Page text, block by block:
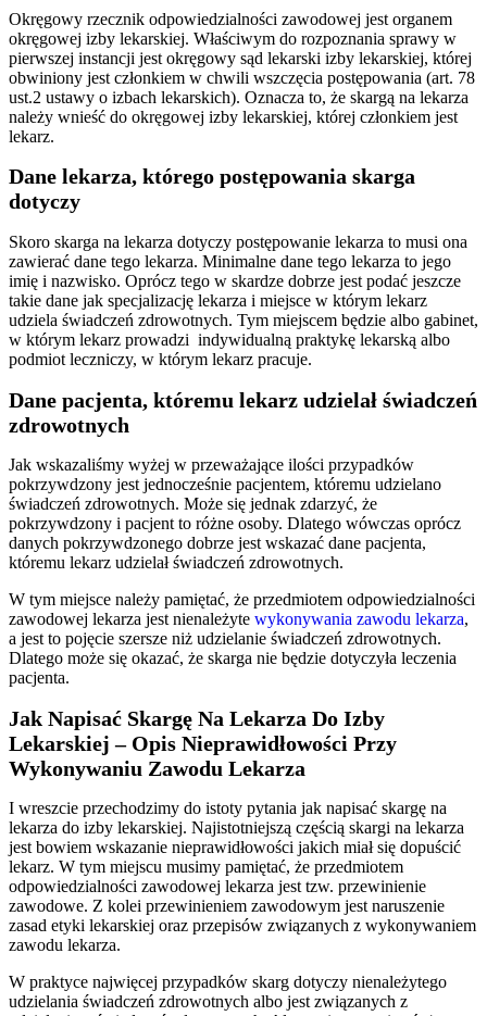
Okręgowy rzecznik odpowiedzialności zawodowej jest organem
okręgowej izby lekarskiej. Właściwym do rozpoznania sprawy w
pierwszej instancji jest okręgowy sąd lekarski izby lekarskiej, której
obwiniony jest członkiem w chwili wszczęcia postępowania (art. 78
ust.2 ustawy o izbach lekarskich). Oznacza to, że skargą na lekarza
należy wnieść do okręgowej izby lekarskiej, której członkiem jest
lekarz.
Dane lekarza, którego postępowania skarga
dotyczy
Skoro skarga na lekarza dotyczy postępowanie lekarza to musi ona
zawierać dane tego lekarza. Minimalne dane tego lekarza to jego
imię i nazwisko. Oprócz tego w skardze dobrze jest podać jeszcze
takie dane jak specjalizację lekarza i miejsce w którym lekarz
udziela świadczeń zdrowotnych. Tym miejscem będzie albo gabinet,
w którym lekarz prowadzi indywidualną praktykę lekarską albo
podmiot leczniczy, w którym lekarz pracuje.
Dane pacjenta, któremu lekarz udzielał świadczeń
zdrowotnych
Jak wskazaliśmy wyżej w przeważające ilości przypadków
pokrzywdzony jest jednocześnie pacjentem, któremu udzielano
świadczeń zdrowotnych. Może się jednak zdarzyć, że
pokrzywdzony i pacjent to różne osoby. Dlatego wówczas oprócz
danych pokrzywdzonego dobrze jest wskazać dane pacjenta,
któremu lekarz udzielał świadczeń zdrowotnych.
W tym miejsce należy pamiętać, że przedmiotem odpowiedzialności
zawodowej lekarza jest nienależyte wykonywania zawodu lekarza,
a jest to pojęcie szersze niż udzielanie świadczeń zdrowotnych.
Dlatego może się okazać, że skarga nie będzie dotyczyła leczenia
pacjenta.
Jak Napisać Skargę Na Lekarza Do Izby
Lekarskiej – Opis Nieprawidłowości Przy
Wykonywaniu Zawodu Lekarza
I wreszcie przechodzimy do istoty pytania jak napisać skargę na
lekarza do izby lekarskiej. Najistotniejszą częścią skargi na lekarza
jest bowiem wskazanie nieprawidłowości jakich miał się dopuścić
lekarz. W tym miejscu musimy pamiętać, że przedmiotem
odpowiedzialności zawodowej lekarza jest tzw. przewinienie
zawodowe. Z kolei przewinieniem zawodowym jest naruszenie
zasad etyki lekarskiej oraz przepisów związanych z wykonywaniem
zawodu lekarza.
W praktyce najwięcej przypadków skarg dotyczy nienależytego
udzielania świadczeń zdrowotnych albo jest związanych z